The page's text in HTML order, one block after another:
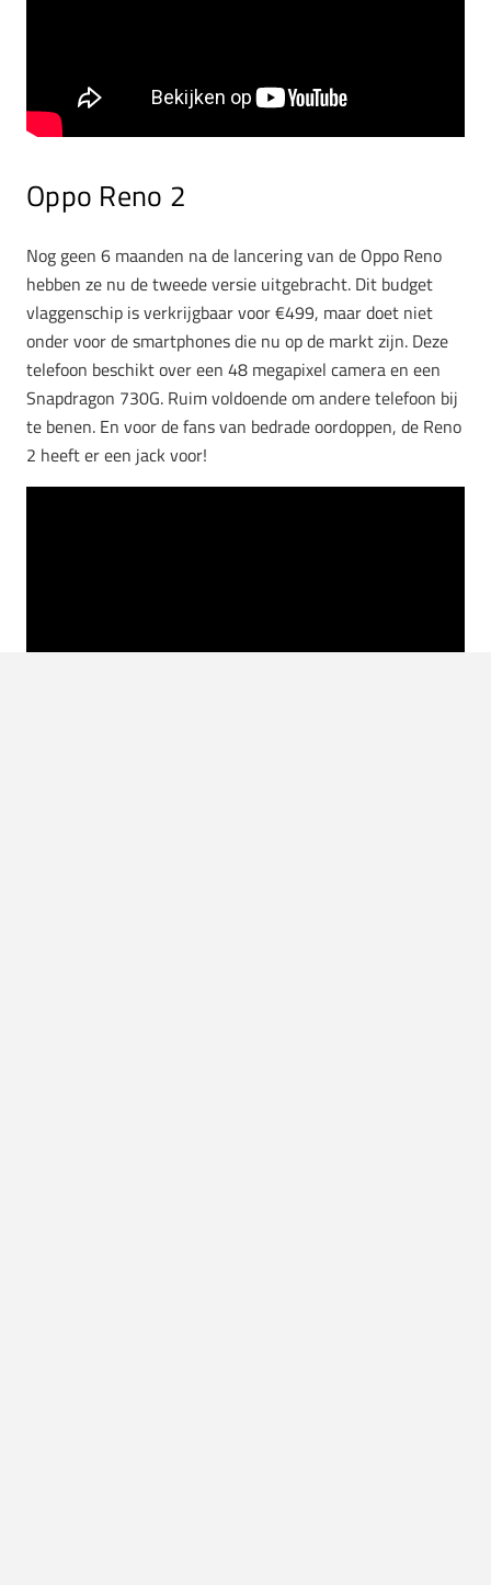
Oppo Reno 2
Nog geen 6 maanden na de lancering van de Oppo Reno
hebben ze nu de tweede versie uitgebracht. Dit budget
vlaggenschip is verkrijgbaar voor €499, maar doet niet
onder voor de smartphones die nu op de markt zijn. Deze
telefoon beschikt over een 48 megapixel camera en een
Snapdragon 730G. Ruim voldoende om andere telefoon bij
te benen. En voor de fans van bedrade oordoppen, de Reno
2 heeft er een jack voor!